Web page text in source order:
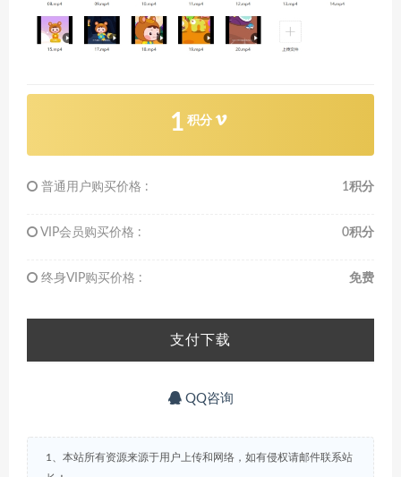
1 积分
普通用户购买价格 : 1积分
VIP会员购买价格 : 0积分
终身VIP购买价格 : 免费
支付下载
QQ咨询
1、本站所有资源来源于用户上传和网络，如有侵权请邮件联系站